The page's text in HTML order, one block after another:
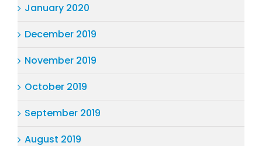
January 2020
December 2019
November 2019
October 2019
September 2019
August 2019